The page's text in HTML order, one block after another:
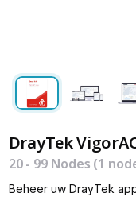
DrayTek
20 - 99 Nodes (1
Beheer uw DrayTek